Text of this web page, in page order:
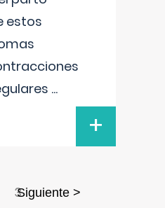
estos
...
+
3Siguiente >